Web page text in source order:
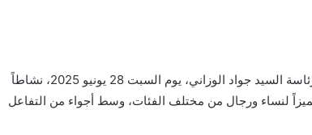
نظّمت جمعية البرج العربي للثقافات والفنون والتعليم الأولي، برئاسة السيد جواد الوزاني، يوم السبت 28 يونيو 2025، نشاطاً
لنساء ورجال من مختلف الفئات، وسط أجواء من التفاعل